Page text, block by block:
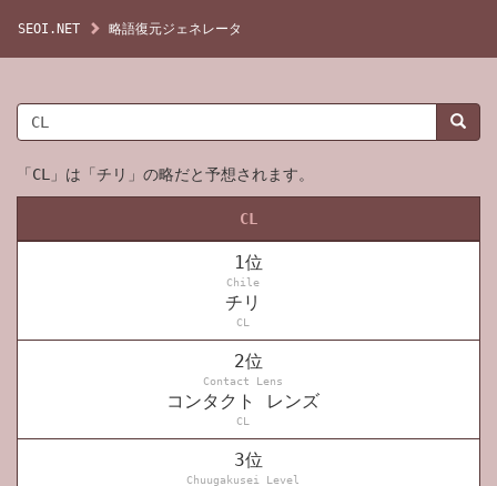
SEOI.NET 略語復元ジェネレータ
「CL」は「チリ」の略だと予想されます。
CL
1位
Chile
チリ
CL
2位
Contact Lens
コンタクト レンズ
CL
3位
Chuugakusei Level